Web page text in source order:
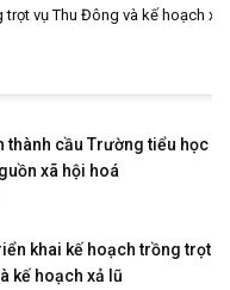
vụ Thu Đông và kế hoạch xả
thành cầu Trường tiểu học
xã hội hoá
khai kế hoạch trồng trọt
kế hoạch xả lũ